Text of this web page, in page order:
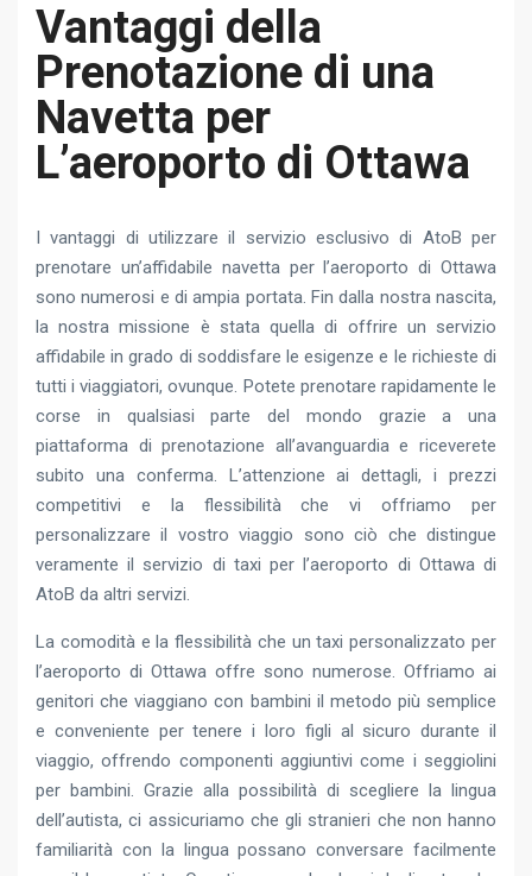
Vantaggi della
Prenotazione di una
Navetta per
L’aeroporto di Ottawa
I vantaggi di utilizzare il servizio esclusivo di AtoB per
prenotare un’affidabile navetta per l’aeroporto di Ottawa
sono numerosi e di ampia portata. Fin dalla nostra nascita,
la nostra missione è stata quella di offrire un servizio
affidabile in grado di soddisfare le esigenze e le richieste di
tutti i viaggiatori, ovunque. Potete prenotare rapidamente le
corse in qualsiasi parte del mondo grazie a una
piattaforma di prenotazione all’avanguardia e riceverete
subito una conferma. L’attenzione ai dettagli, i prezzi
competitivi e la flessibilità che vi offriamo per
personalizzare il vostro viaggio sono ciò che distingue
veramente il servizio di taxi per l’aeroporto di Ottawa di
AtoB da altri servizi.
La comodità e la flessibilità che un taxi personalizzato per
l’aeroporto di Ottawa offre sono numerose. Offriamo ai
genitori che viaggiano con bambini il metodo più semplice
e conveniente per tenere i loro figli al sicuro durante il
viaggio, offrendo componenti aggiuntivi come i seggiolini
per bambini. Grazie alla possibilità di scegliere la lingua
dell’autista, ci assicuriamo che gli stranieri che non hanno
familiarità con la lingua possano conversare facilmente